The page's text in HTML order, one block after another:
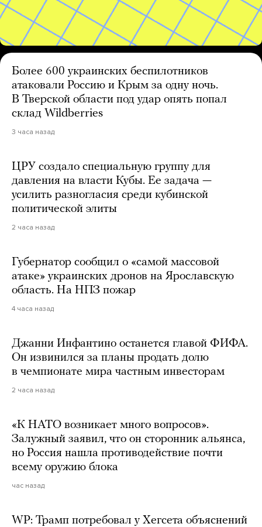
Более 600 украинских беспилотников
атаковали Россию и Крым за одну ночь.
В Тверской области под удар опять попал
склад Wildberries
3 часа назад
ЦРУ создало специальную группу для
давления на власти Кубы. Ее задача —
усилить разногласия среди кубинской
политической элиты
2 часа назад
Губернатор сообщил о «самой массовой
атаке» украинских дронов на Ярославскую
область. На НПЗ пожар
4 часа назад
Джанни Инфантино останется главой ФИФА.
Он извинился за планы продать долю
в чемпионате мира частным инвесторам
2 часа назад
«К НАТО возникает много вопросов».
Залужный заявил, что он сторонник альянса,
но Россия нашла противодействие почти
всему оружию блока
час назад
WP: Трамп потребовал у Хегсета объяснений